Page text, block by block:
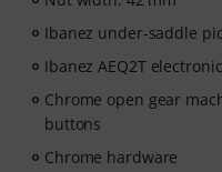
Ibanez under-saddle
Ibanez AEQ2T
Chrome open gear
buttons
Chrome hardware